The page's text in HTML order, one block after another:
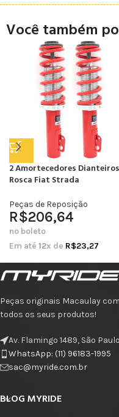
Você também
2 Amortecedores
Rosca Fiat Strada
Peças de Reposição
R$206,64
no boleto
Em até 12x de R$23,27
Peças originais Macaulay
todos os seus produtos!
Av. Flamingo 1489, São
WhatsApp: (11) 96183-1995
sac@myride.com.br
BLOG MYRIDE